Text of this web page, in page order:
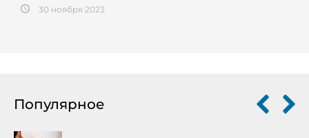
30 ноября 2023
Популярное